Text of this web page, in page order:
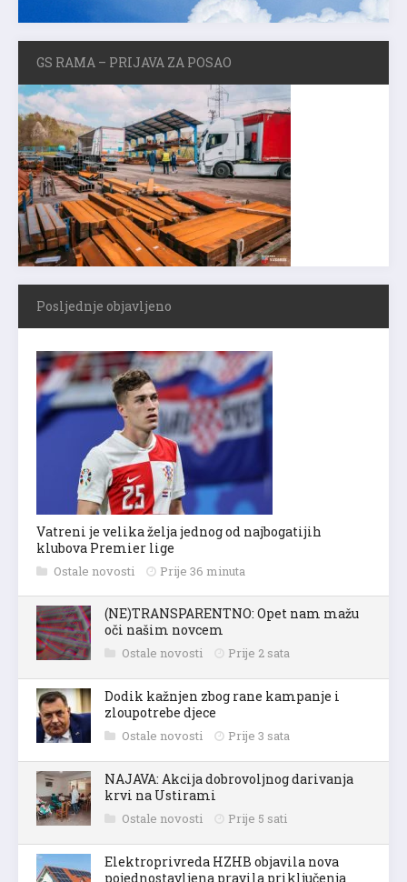
GS RAMA – PRIJAVA ZA POSAO
Posljednje objavljeno
Vatreni je velika želja jednog od najbogatijih
klubova Premier lige
Ostale novosti Prije 36 minuta
(NE)TRANSPARENTNO: Opet nam mažu
oči našim novcem
Ostale novosti Prije 2 sata
Dodik kažnjen zbog rane kampanje i
zloupotrebe djece
Ostale novosti Prije 3 sata
NAJAVA: Akcija dobrovoljnog darivanja
krvi na Ustirami
Ostale novosti Prije 5 sati
Elektroprivreda HZHB objavila nova
pojednostavljena pravila priključenja